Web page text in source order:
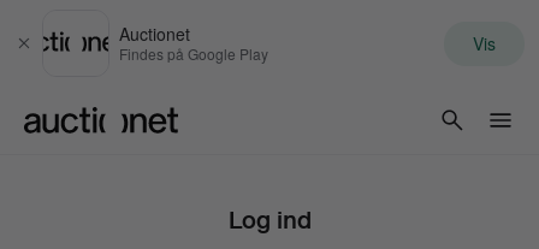
Luk
Auctionet
Findes på Google Play Vis
Log ind